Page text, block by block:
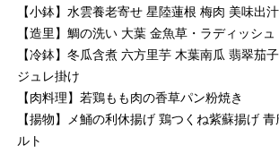
【小鉢】水雲養老寄せ 星陸蓮根 梅肉 美味出汁
【造里】鯛の洗い 大葉 金魚草・ラディッシュ
【冷鉢】冬瓜含煮 六方里芋 木葉南瓜 翡翠茄
ジュレ掛け
【肉料理】若鶏もも肉の香草パン粉焼き
【揚物】メ鯒の利休揚げ 鶏つくね紫蘇揚げ
ルト